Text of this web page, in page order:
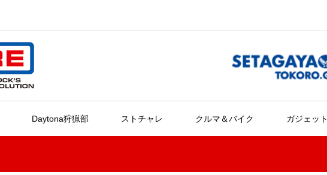
Daytona狩猟部 ストチャレ クルマ＆バイク ガジェット